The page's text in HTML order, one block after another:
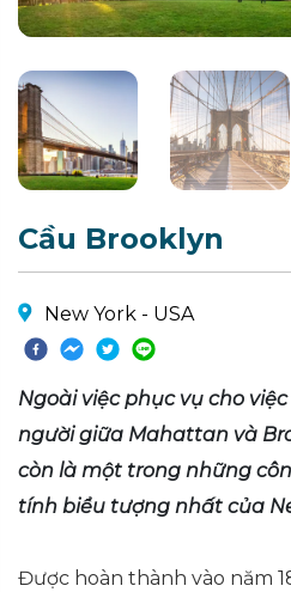
Cầu Brooklyn
New York - USA
Ngoài việc phục vụ cho
người giữa Mahattan và
còn là một trong những
tính biểu tượng nhất của
Được hoàn thành vào năm